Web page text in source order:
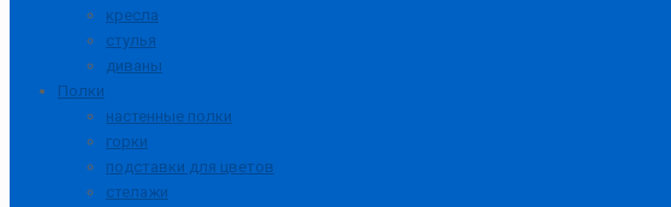
кресла
стулья
диваны
Полки
настенные полки
горки
подставки для цветов
стелажи